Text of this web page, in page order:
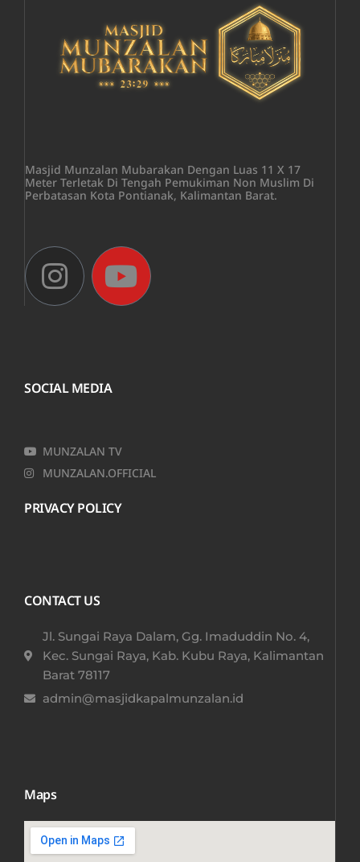
Masjid Munzalan Mubarakan Dengan Luas 11 X 17
Meter Terletak Di Tengah Pemukiman Non Muslim Di
Perbatasan Kota Pontianak, Kalimantan Barat.
SOCIAL MEDIA
MUNZALAN TV
MUNZALAN.OFFICIAL
PRIVACY POLICY
CONTACT US
Jl. Sungai Raya Dalam, Gg. Imaduddin No. 4,
Kec. Sungai Raya, Kab. Kubu Raya, Kalimantan
Barat 78117​
admin@masjidkapalmunzalan.id
Maps